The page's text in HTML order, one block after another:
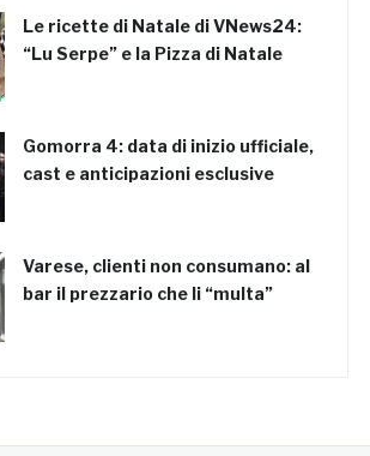
Le ricette di Natale di VNews24:
“Lu Serpe” e la Pizza di Natale
Gomorra 4: data di inizio ufficiale,
cast e anticipazioni esclusive
Varese, clienti non consumano: al
bar il prezzario che li “multa”